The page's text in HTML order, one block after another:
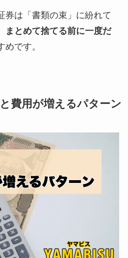
券は「書類の束」に紛れて
まとめて捨てる前に一度だ
めです。
費用が増えるパターン